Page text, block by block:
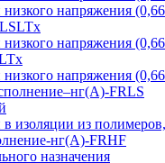
низкого напряжения
низкого напряжения
низкого напряжения
FRLS
в изоляции из
нг(А)-FRHF
назначения